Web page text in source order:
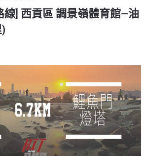
線] 西貢區 調景嶺體育館—油